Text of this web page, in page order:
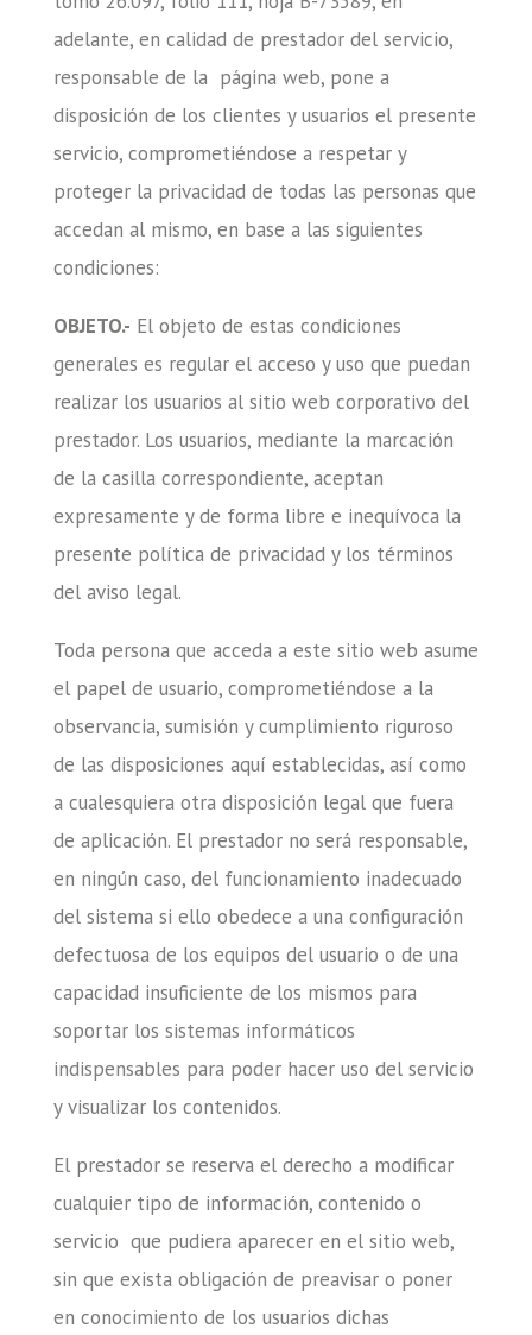
adelante, en calidad de prestador del servicio,
responsable de la página web, pone a
disposición de los clientes y usuarios el presente
servicio, comprometiéndose a respetar y
proteger la privacidad de todas las personas que
accedan al mismo, en base a las siguientes
condiciones:
OBJETO.- El objeto de estas condiciones
generales es regular el acceso y uso que puedan
realizar los usuarios al sitio web corporativo del
prestador. Los usuarios, mediante la marcación
de la casilla correspondiente, aceptan
expresamente y de forma libre e inequívoca la
presente política de privacidad y los términos
del aviso legal.
Toda persona que acceda a este sitio web asume
el papel de usuario, comprometiéndose a la
observancia, sumisión y cumplimiento riguroso
de las disposiciones aquí establecidas, así como
a cualesquiera otra disposición legal que fuera
de aplicación. El prestador no será responsable,
en ningún caso, del funcionamiento inadecuado
del sistema si ello obedece a una configuración
defectuosa de los equipos del usuario o de una
capacidad insuficiente de los mismos para
soportar los sistemas informáticos
indispensables para poder hacer uso del servicio
y visualizar los contenidos.
El prestador se reserva el derecho a modificar
cualquier tipo de información, contenido o
servicio que pudiera aparecer en el sitio web,
sin que exista obligación de preavisar o poner
en conocimiento de los usuarios dichas